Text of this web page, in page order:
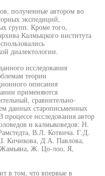
полученные автором во
экспедиций,
групп. Кроме того,
Калмыцкого института
диалектологии.
исследования
теории
описания
применяются
сравнительно-
данных старописьменных
процессе исследования автор
и калмыковедов: Н.
В.Л. Котвича. Г.Д.
Кичикова, Д.А. Павлова,
Ж. Цо-лоо, Я,
в том, что впервые в